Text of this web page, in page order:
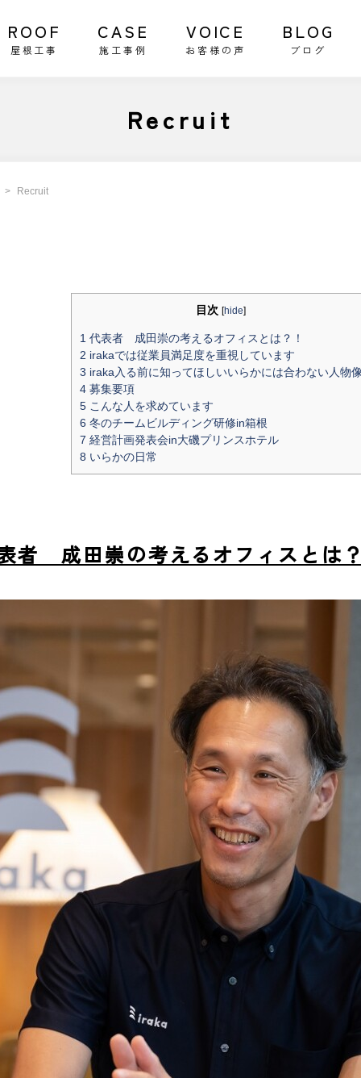
ROOF
屋根工事
CASE
施工事例
VOICE
お客様の声
BLOG
ブログ
Recruit
Recruit
目次 [hide]
1 代表者 成田崇の考えるオフィスとは？！
2 irakaでは従業員満足度を重視しています
3 iraka入る前に知ってほしいいらかには合わない人物
4募集要項
5こんな人を求めています
6 冬のチームビルディング研修in箱根
7 経営計画発表会in大磯プリンスホテル
8 いらかの日常
者 成田崇の考えるオフィスとは